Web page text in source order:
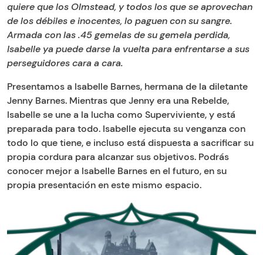
quiere que los Olmstead, y todos los que se aprovechan
de los débiles e inocentes, lo paguen con su sangre.
Armada con las .45 gemelas de su gemela perdida,
Isabelle ya puede darse la vuelta para enfrentarse a sus
perseguidores cara a cara.
Presentamos a Isabelle Barnes, hermana de la diletante
Jenny Barnes. Mientras que Jenny era una Rebelde,
Isabelle se une a la lucha como Superviviente, y está
preparada para todo. Isabelle ejecuta su venganza con
todo lo que tiene, e incluso está dispuesta a sacrificar su
propia cordura para alcanzar sus objetivos. Podrás
conocer mejor a Isabelle Barnes en el futuro, en su
propia presentación en este mismo espacio.